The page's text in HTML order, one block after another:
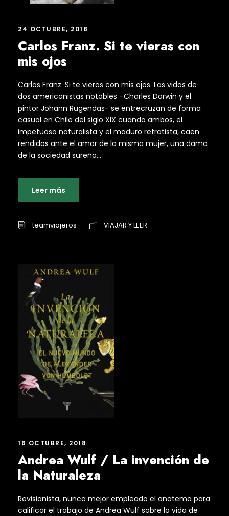
24 OCTUBRE, 2018
Carlos Franz. Si te vieras con
mis ojos
Carlos Franz. Si te vieras con mis ojos. Las vidas de
dos americanistas notables –Charles Darwin y el
pintor Johann Rugendas- se entrecruzan de forma
casual en Chile del siglo XIX cuando ambos, el
impetuoso naturalista y el maduro retratista, caen
rendidos ante el amor de la misma mujer, una dama
de la sociedad sureña...
Leer más
teamviajeros VIAJAR Y LEER
16 OCTUBRE, 2018
Andrea Wulf / La invención de
la Naturaleza
Revisionista, nunca mejor empleado el anatema para
calificar el trabajo de Andrea Wulf sobre la vida de